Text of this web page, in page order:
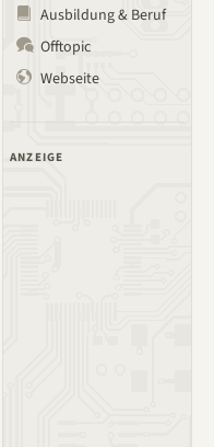
Ausbildung & Beruf
Offtopic
Webseite
ANZEIGE